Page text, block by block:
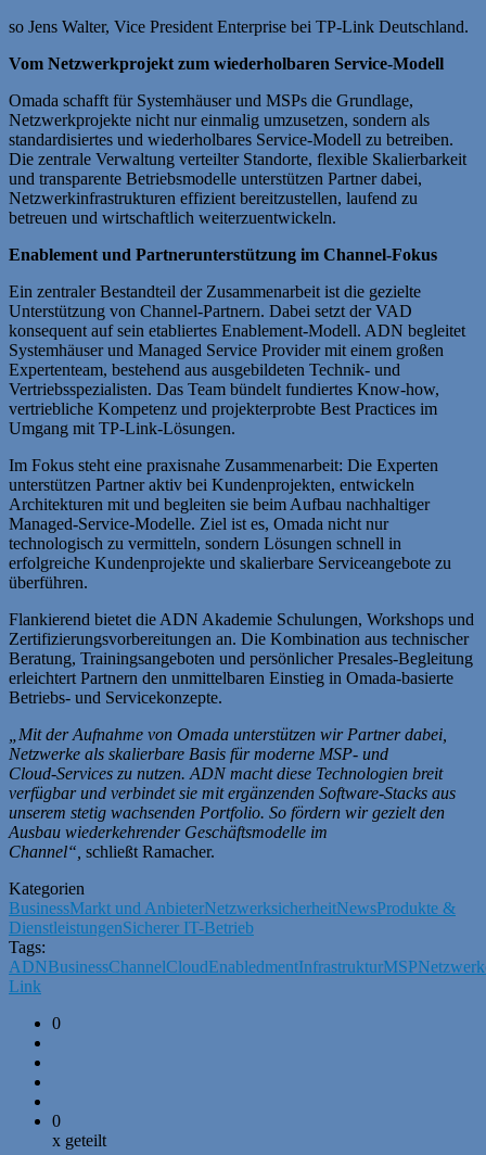
so Jens Walter, Vice President Enterprise bei TP-Link Deutschland.
Vom Netzwerkprojekt zum wiederholbaren Service-Modell
Omada schafft für Systemhäuser und MSPs die Grundlage,
Netzwerkprojekte nicht nur einmalig umzusetzen, sondern als
standardisiertes und wiederholbares Service-Modell zu betreiben.
Die zentrale Verwaltung verteilter Standorte, flexible Skalierbarkeit
und transparente Betriebsmodelle unterstützen Partner dabei,
Netzwerkinfrastrukturen effizient bereitzustellen, laufend zu
betreuen und wirtschaftlich weiterzuentwickeln.
Enablement und Partnerunterstützung im Channel-Fokus
Ein zentraler Bestandteil der Zusammenarbeit ist die gezielte
Unterstützung von Channel‑Partnern. Dabei setzt der VAD
konsequent auf sein etabliertes Enablement-Modell. ADN begleitet
Systemhäuser und Managed Service Provider mit einem großen
Expertenteam, bestehend aus ausgebildeten Technik- und
Vertriebsspezialisten. Das Team bündelt fundiertes Know-how,
vertriebliche Kompetenz und projekterprobte Best Practices im
Umgang mit TP-Link-Lösungen.
Im Fokus steht eine praxisnahe Zusammenarbeit: Die Experten
unterstützen Partner aktiv bei Kundenprojekten, entwickeln
Architekturen mit und begleiten sie beim Aufbau nachhaltiger
Managed-Service-Modelle. Ziel ist es, Omada nicht nur
technologisch zu vermitteln, sondern Lösungen schnell in
erfolgreiche Kundenprojekte und skalierbare Serviceangebote zu
überführen.
Flankierend bietet die ADN Akademie Schulungen, Workshops und
Zertifizierungsvorbereitungen an. Die Kombination aus technischer
Beratung, Trainingsangeboten und persönlicher Presales‑Begleitung
erleichtert Partnern den unmittelbaren Einstieg in Omada‑basierte
Betriebs‑ und Servicekonzepte.
„Mit der Aufnahme von Omada unterstützen wir Partner dabei,
Netzwerke als skalierbare Basis für moderne MSP‑ und
Cloud‑Services zu nutzen. ADN macht diese Technologien breit
verfügbar und verbindet sie mit ergänzenden Software‑Stacks aus
unserem stetig wachsenden Portfolio. So fördern wir gezielt den
Ausbau wiederkehrender Geschäftsmodelle im
Channel“, schließt Ramacher.
Kategorien
BusinessMarkt und AnbieterNetzwerksicherheitNewsProdukte &
DienstleistungenSicherer IT-Betrieb
Tags:
ADNBusinessChannelCloudEnabledmentInfrastrukturMSPNetzwerk
Link
0
0
x geteilt